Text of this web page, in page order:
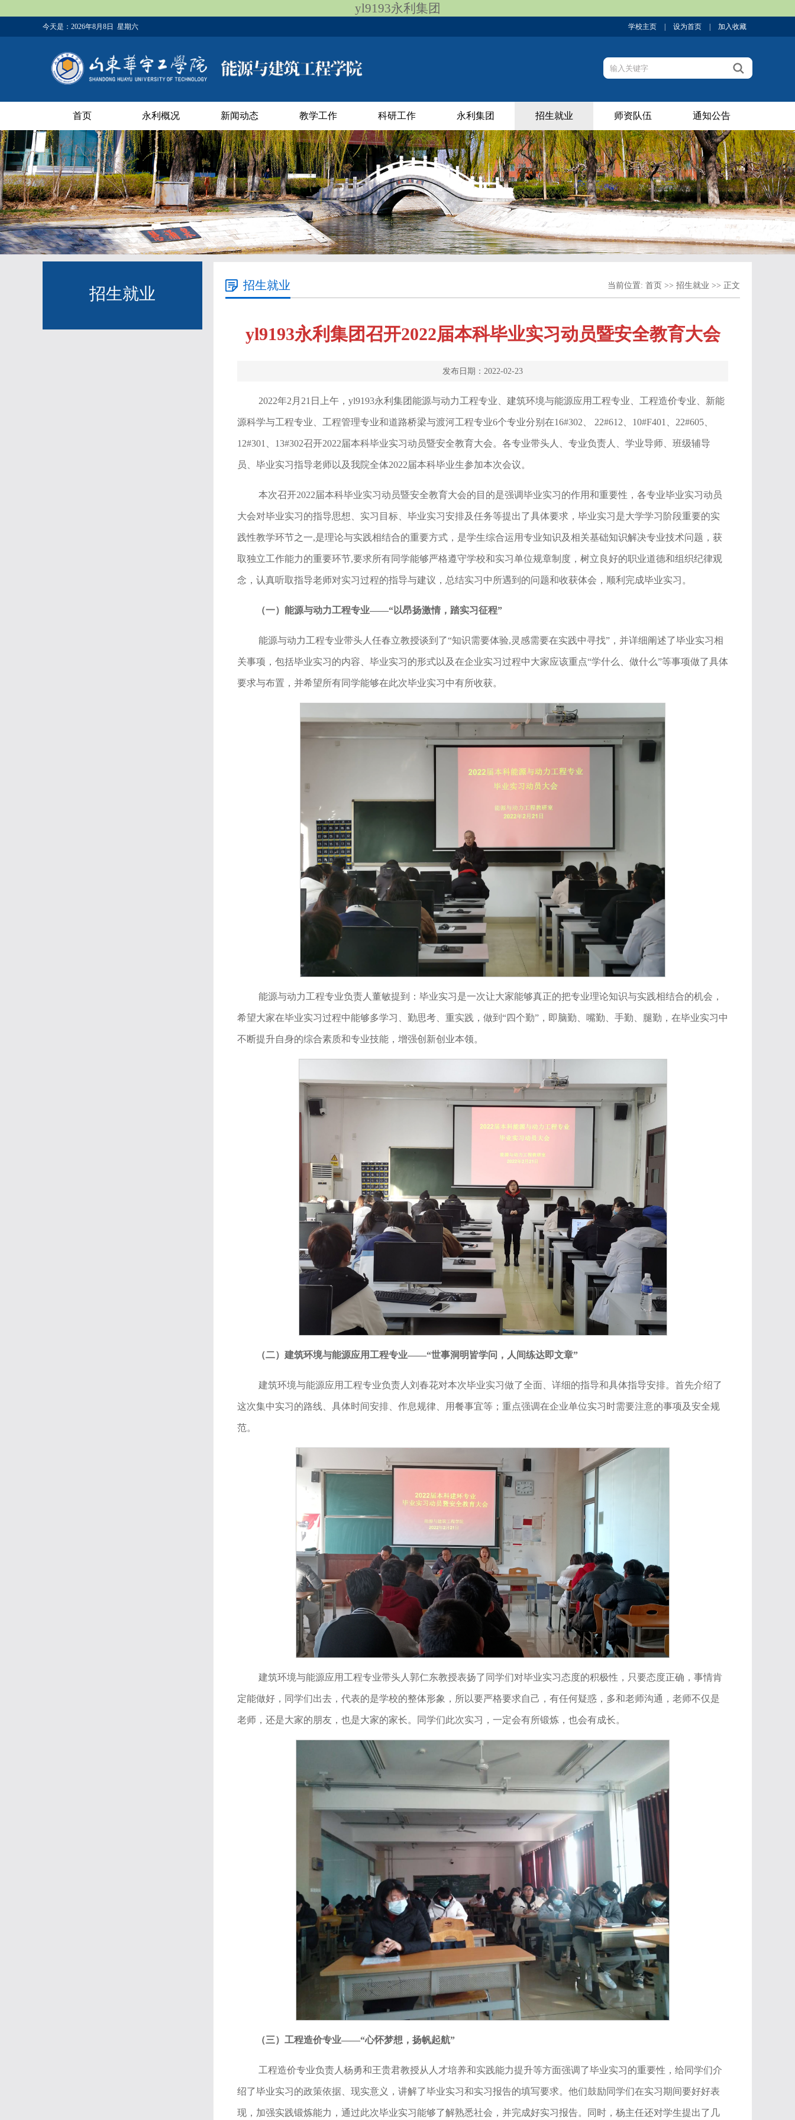
yl9193永利集团
今天是： 2026年8月8日 星期六 学校主页 设为首页 加入收藏
首页 永利概况 新闻动态 教学工作 科研工作 永利集团 招生就业 师资队伍 通知公告
招生就业 招生就业 当前位置: 首页 >> 招生就业 >> 正文
yl9193永利集团召开2022届本科毕业实习动员暨安全教育大会
发布日期：2022-02-23
2022年2月21日上午，yl9193永利集团能源与动力工程专业、建筑环境与能源应用工程专业、工程造价专业、新能
源科学与工程专业、工程管理专业和道路桥梁与渡河工程专业6个专业分别在16#302、 22#612、10#F401、22#605、
12#301、13#302召开2022届本科毕业实习动员暨安全教育大会。各专业带头人、专业负责人、学业导师、班级辅导
员、毕业实习指导老师以及我院全体2022届本科毕业生参加本次会议。
本次召开2022届本科毕业实习动员暨安全教育大会的目的是强调毕业实习的作用和重要性，各专业毕业实习动员
大会对毕业实习的指导思想、实习目标、毕业实习安排及任务等提出了具体要求，毕业实习是大学学习阶段重要的实
践性教学环节之一,是理论与实践相结合的重要方式，是学生综合运用专业知识及相关基础知识解决专业技术问题，获
取独立工作能力的重要环节,要求所有同学能够严格遵守学校和实习单位规章制度，树立良好的职业道德和组织纪律观
念，认真听取指导老师对实习过程的指导与建议，总结实习中所遇到的问题和收获体会，顺利完成毕业实习。
（一）能源与动力工程专业——“以昂扬激情，踏实习征程”
能源与动力工程专业带头人任春立教授谈到了“知识需要体验,灵感需要在实践中寻找”，并详细阐述了毕业实习相
关事项，包括毕业实习的内容、毕业实习的形式以及在企业实习过程中大家应该重点“学什么、做什么”等事项做了具体
要求与布置，并希望所有同学能够在此次毕业实习中有所收获。
能源与动力工程专业负责人董敏提到：毕业实习是一次让大家能够真正的把专业理论知识与实践相结合的机会，
希望大家在毕业实习过程中能够多学习、勤思考、重实践，做到“四个勤”，即脑勤、嘴勤、手勤、腿勤，在毕业实习中
不断提升自身的综合素质和专业技能，增强创新创业本领。
（二）建筑环境与能源应用工程专业——“世事洞明皆学问，人间练达即文章”
建筑环境与能源应用工程专业负责人刘春花对本次毕业实习做了全面、详细的指导和具体指导安排。首先介绍了
这次集中实习的路线、具体时间安排、作息规律、用餐事宜等；重点强调在企业单位实习时需要注意的事项及安全规
范。
建筑环境与能源应用工程专业带头人郭仁东教授表扬了同学们对毕业实习态度的积极性，只要态度正确，事情肯
定能做好，同学们出去，代表的是学校的整体形象，所以要严格要求自己，有任何疑惑，多和老师沟通，老师不仅是
老师，还是大家的朋友，也是大家的家长。同学们此次实习，一定会有所锻炼，也会有成长。
（三）工程造价专业——“心怀梦想，扬帆起航”
工程造价专业负责人杨勇和王贵君教授从人才培养和实践能力提升等方面强调了毕业实习的重要性，给同学们介
绍了毕业实习的政策依据、现实意义，讲解了毕业实习和实习报告的填写要求。他们鼓励同学们在实习期间要好好表
现，加强实践锻炼能力，通过此次毕业实习能够了解熟悉社会，并完成好实习报告。同时，杨主任还对学生提出了几